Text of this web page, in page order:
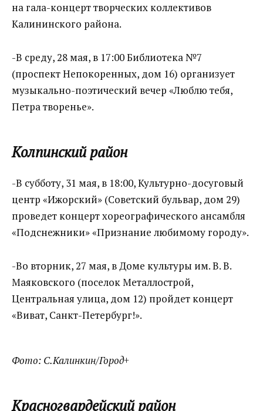
на гала-концерт творческих коллективов
Калининского района.
-В среду, 28 мая, в 17:00 Библиотека №7
(проспект Непокоренных, дом 16) организует
музыкально-поэтический вечер «Люблю тебя,
Петра творенье».
Колпинский район
-В субботу, 31 мая, в 18:00, Культурно-досуговый
центр «Ижорский» (Советский бульвар, дом 29)
проведет концерт хореографического ансамбля
«Подснежники» «Признание любимому городу».
-Во вторник, 27 мая, в Доме культуры им. В. В.
Маяковского (поселок Металлострой,
Центральная улица, дом 12) пройдет концерт
«Виват, Санкт-Петербург!».
Фото: С.Калинкин/Город+
Красногвардейский район